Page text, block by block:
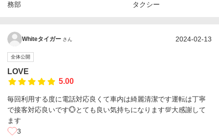
務部
タクシー
Whiteタイガー さん 2024-02-13
全体公開
LOVE
5.00
毎回利用する度に電話対応良くて車内は綺麗清潔です運転は丁寧
で接客対応良いです💮とても良い気持ちになります💯大感謝して
ます
3